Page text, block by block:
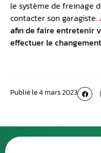
le système de freinage
contacter son garagiste.
afin de faire entretenir
effectuer le
Publié le4 mars 2023